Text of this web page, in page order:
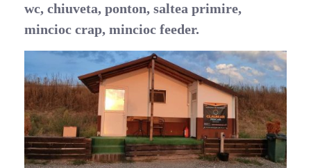
wc, chiuveta, ponton, saltea primire,
mincioc crap, mincioc feeder.